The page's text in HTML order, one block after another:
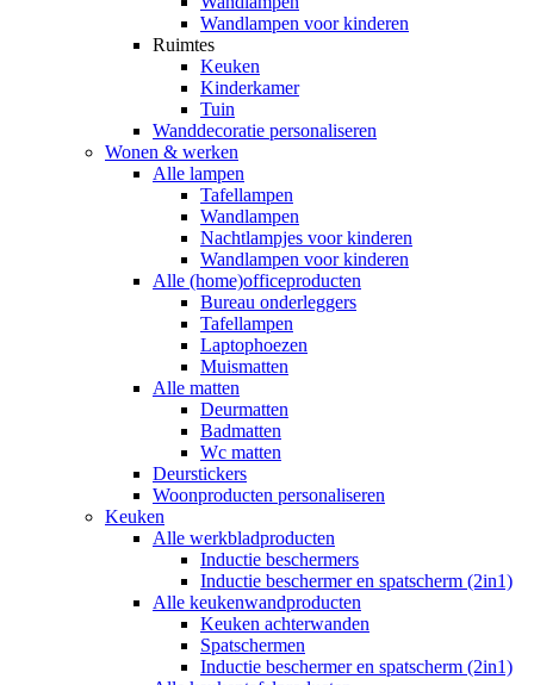
Wandlampen voor kinderen
Ruimtes
Keuken
Kinderkamer
Tuin
Wanddecoratie personaliseren
Wonen & werken
Alle lampen
Tafellampen
Wandlampen
Nachtlampjes voor kinderen
Wandlampen voor kinderen
Alle (home)officeproducten
Bureau onderleggers
Tafellampen
Laptophoezen
Muismatten
Alle matten
Deurmatten
Badmatten
Wc matten
Deurstickers
Woonproducten personaliseren
Keuken
Alle werkbladproducten
Inductie beschermers
Inductie beschermer en spatscherm (2in1)
Alle keukenwandproducten
Keuken achterwanden
Spatschermen
Inductie beschermer en spatscherm (2in1)